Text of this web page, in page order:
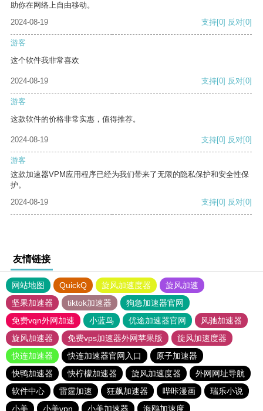
助你在网络上自由移动。
2024-08-19
支持[0] 反对[0]
游客
这个软件我非常喜欢
2024-08-19 支持[0] 反对[0]
游客
这款软件的价格非常实惠，值得推荐。
2024-08-19 支持[0] 反对[0]
游客
这款加速器VPM应用程序已经为我们带来了无限的隐私保护和安全性保
护。
2024-08-19
支持[0] 反对[0]
友情链接
网站地图 QuickQ 旋风加速度器
旋风加速
坚果加速器
tiktok加速器
狗急加速器官网
免费vqn外网加速
小蓝鸟 优途加速器官网
风驰加速器
旋风加速器
免费vps加速器外网苹果版
旋风加速度器
快连加速器
快连加速器官网入口
原子加速器
快鸭加速器
快柠檬加速器 旋风加速度器
外网网址导航
软件中心
雷霆加速 狂飙加速器 哔咔漫画
瑞乐小说
小美
小美vpn 小美加速器 海鸥加速度